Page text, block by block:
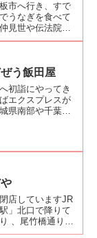
市へ行き、すで
うなぎを食べて
見世や伝法院通
いたら小腹が空
通りからいつも
「鍋茶屋」お店
るとまだランチ
の時間内です。
三...
う飯田屋
初詣にやってき
エクスプレスが
県南部や千葉県
とは少し離れて
場が浅草ビュー
た...
店していますJR
」北口で降りて
、尾竹橋通りを
なく尾久橋通り